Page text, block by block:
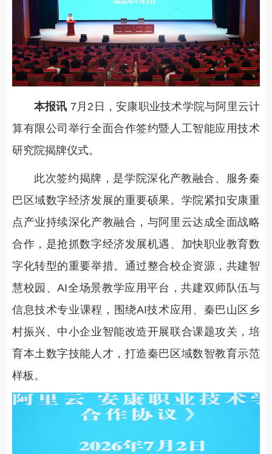
本报讯 7月2日，安康职业技术学院与阿里云计
算有限公司举行全面合作签约暨人工智能应用技术
研究院揭牌仪式。
此次签约揭牌，是学院深化产教融合、服务秦
巴区域数字经济发展的重要硕果。学院紧扣安康重
点产业持续深化产教融合，与阿里云达成全面战略
合作，是抢抓数字经济发展机遇、加快职业教育数
字化转型的重要举措。通过整合校企资源，共建智
慧校园、AI全场景教学应用平台，共建双师队伍与
信息技术专业课程，围绕AI技术应用、秦巴山区乡
村振兴、中小企业智能改造开展联合课题攻关，培
育本土数字技能人才，打造秦巴区域数智教育示范
样板。